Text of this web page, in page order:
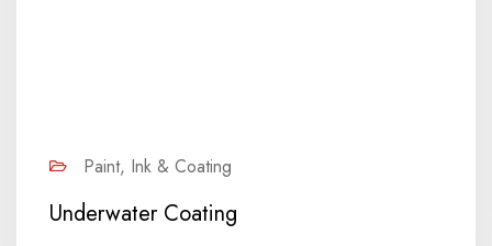
Paint, Ink & Coating
Underwater Coating